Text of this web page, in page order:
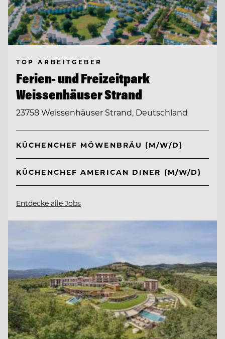
TOP ARBEITGEBER
Ferien- und Freizeitpark
Weissenhäuser Strand
23758 Weissenhäuser Strand, Deutschland
KÜCHENCHEF MÖWENBRÄU (M/W/D)
KÜCHENCHEF AMERICAN DINER (M/W/D)
Entdecke alle Jobs